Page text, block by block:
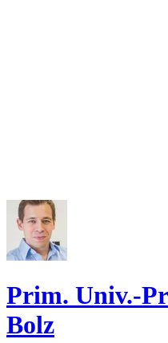
Prim. Univ.-
Bolz